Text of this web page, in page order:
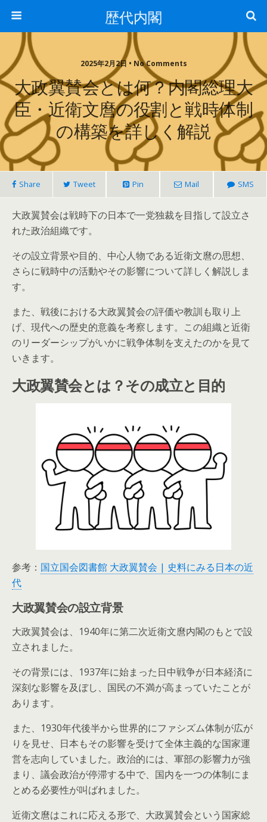
歴代内閣
2025年2月2日 • No Comments
大政翼賛会とは何？内閣総理大
臣・近衛文麿の役割と戦時体制
の構築を詳しく解説
Share Tweet Pin Mail SMS
大政翼賛会は戦時下の日本で一党独裁を目指して設立さ
れた政治組織です。
その設立背景や目的、中心人物である近衛文麿の思想、
さらに戦時中の活動やその影響について詳しく解説しま
す。
また、戦後における大政翼賛会の評価や教訓も取り上
げ、現代への歴史的意義を考察します。この組織と近衛
のリーダーシップがいかに戦争体制を支えたのかを見て
いきます。
大政翼賛会とは？その成立と目的
参考： 国立国会図書館 大政翼賛会 | 史料にみる日本の近
代
大政翼賛会の設立背景
大政翼賛会は、1940年に第二次近衛文麿内閣のもとで設
立されました。
その背景には、1937年に始まった日中戦争が日本経済に
深刻な影響を及ぼし、国民の不満が高まっていたことが
あります。
また、1930年代後半から世界的にファシズム体制が広が
りを見せ、日本もその影響を受けて全体主義的な国家運
営を志向していました。政治的には、軍部の影響力が強
まり、議会政治が停滞する中で、国内を一つの体制にま
とめる必要性が叫ばれました。
近衛文麿はこれに応える形で、大政翼賛会という国家総